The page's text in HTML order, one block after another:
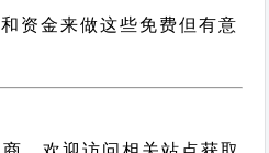
资金来做这些免费但有意